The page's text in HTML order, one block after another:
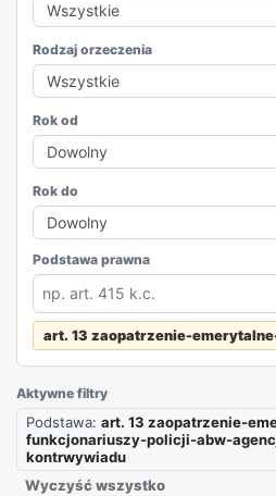
Rodzaj orzeczenia
Rok od
Rok do
Podstawa prawna
art. 13 zaopatrzenie-
Aktywne filtry
Podstawa: art. 13 zaopatrzenie-
funkcjonariuszy-policji-abw-
kontrwywiadu
Wyczyść wszystko